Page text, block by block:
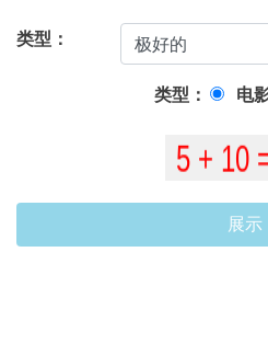
类型：
类型： 电
展示